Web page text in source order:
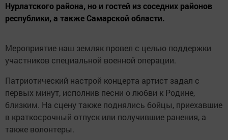
Нурлатского района, но и гостей из соседних районов
республики, а также Самарской области.
Мероприятие наш земляк провел с целью поддержки
участников специальной военной операции.
Патриотический настрой концерта артист задал с
первых минут, исполнив песни о любви к Родине,
близким. На сцену также поднялись бойцы, приехавшие
в краткосрочный отпуск или получившие ранения, а
также волонтеры.